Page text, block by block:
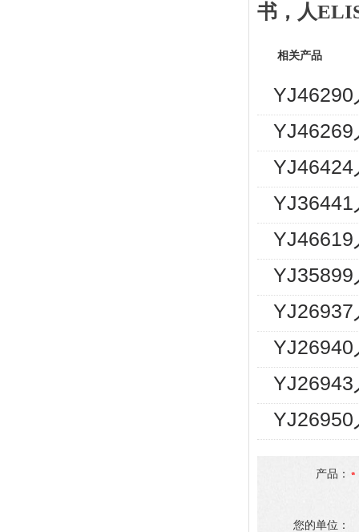
书 ， 人
相关产品
YJ46290
YJ46269
YJ46424
YJ36441
YJ46619
YJ35899
YJ26937
YJ26940
YJ26943
YJ26950
产品：
您的单位：